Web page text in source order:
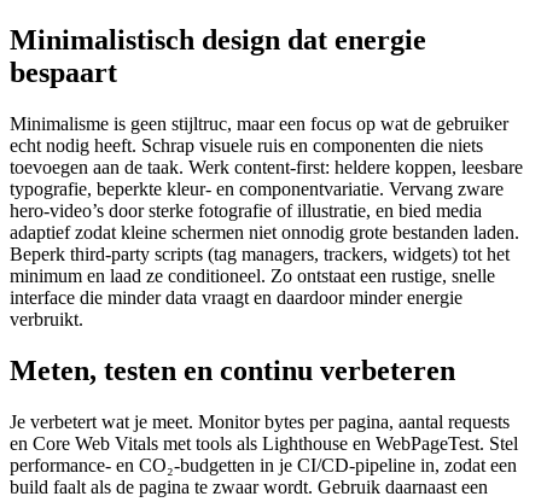
Minimalistisch design dat energie
bespaart
Minimalisme is geen stijltruc, maar een focus op wat de gebruiker
echt nodig heeft. Schrap visuele ruis en componenten die niets
toevoegen aan de taak. Werk content‑first: heldere koppen, leesbare
typografie, beperkte kleur- en componentvariatie. Vervang zware
hero‑video’s door sterke fotografie of illustratie, en bied media
adaptief zodat kleine schermen niet onnodig grote bestanden laden.
Beperk third‑party scripts (tag managers, trackers, widgets) tot het
minimum en laad ze conditioneel. Zo ontstaat een rustige, snelle
interface die minder data vraagt en daardoor minder energie
verbruikt.
Meten, testen en continu verbeteren
Je verbetert wat je meet. Monitor bytes per pagina, aantal requests
en Core Web Vitals met tools als Lighthouse en WebPageTest. Stel
performance‑ en CO₂‑budgetten in je CI/CD‑pipeline in, zodat een
build faalt als de pagina te zwaar wordt. Gebruik daarnaast een